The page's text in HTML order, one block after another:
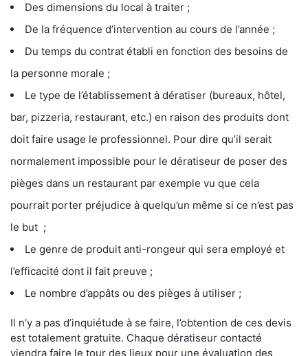
Des dimensions du local à traiter ;
De la fréquence d’intervention au cours de l’année ;
Du temps du contrat établi en fonction des besoins de
la personne morale ;
Le type de l’établissement à dératiser (bureaux, hôtel,
bar, pizzeria, restaurant, etc.) en raison des produits dont
doit faire usage le professionnel. Pour dire qu’il serait
normalement impossible pour le dératiseur de poser des
pièges dans un restaurant par exemple vu que cela
pourrait porter préjudice à quelqu’un même si ce n’est pas
le but ;
Le genre de produit anti-rongeur qui sera employé et
l’efficacité dont il fait preuve ;
Le nombre d’appâts ou des pièges à utiliser ;
Il n’y a pas d’inquiétude à se faire, l’obtention de ces devis
est totalement gratuite. Chaque dératiseur contacté
viendra faire le tour des lieux pour une évaluation des